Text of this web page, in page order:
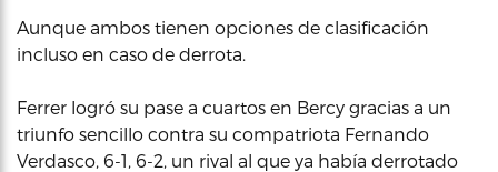
Aunque ambos tienen opciones de clasificación
incluso en caso de derrota.
Ferrer logró su pase a cuartos en Bercy gracias a un
triunfo sencillo contra su compatriota Fernando
Verdasco, 6-1, 6-2, un rival al que ya había derrotado